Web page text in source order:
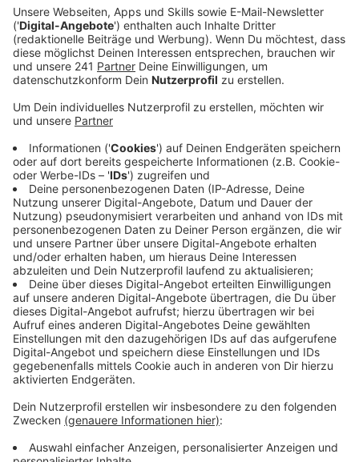
Landwirte, die auch bei der Demo am Montag
mitgefahren sind, an der Bundesstraße 51 in
Burscheid zur Mahnwache.
Veröffentlicht:Donnerstag, 11.01.2024 07:33
Anzeige
Containerfeuer und Gespräche
Anzeige
50-100 Trekkerfahrer werden erwartet. Geplant ist ein
Containerfeuer und Glühwein vor Ort, die Landwirte
hoffen, so mit Ortsansässigen ins Gespräch kommen
zu können um für mehr Verständnis zu werben. Die
Protestaktionen sind vor allem gegen die geplanten
Subventionsstreichungen der Bundesregierung
gerichtet.
Anzeige